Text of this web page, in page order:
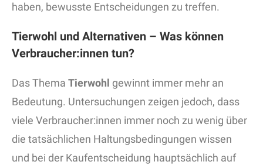
haben, bewusste Entscheidungen zu treffen.
Tierwohl und Alternativen – Was können
Verbraucher:innen tun?
Das Thema Tierwohl gewinnt immer mehr an
Bedeutung. Untersuchungen zeigen jedoch, dass
viele Verbraucher:innen immer noch zu wenig über
die tatsächlichen Haltungsbedingungen wissen
und bei der Kaufentscheidung hauptsächlich auf